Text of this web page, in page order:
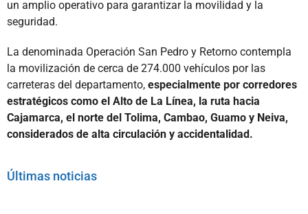
un amplio operativo para garantizar la movilidad y la
seguridad.
La denominada Operación San Pedro y Retorno contempla
la movilización de cerca de 274.000 vehículos por las
carreteras del departamento, especialmente por corredores
estratégicos como el Alto de La Línea, la ruta hacia
Cajamarca, el norte del Tolima, Cambao, Guamo y Neiva,
considerados de alta circulación y accidentalidad.
Últimas noticias